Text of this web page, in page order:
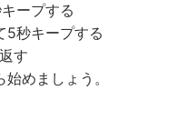
ープする
5秒キープする
す
めましょう。